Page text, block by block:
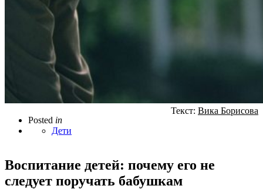
Posted in
Дети
Текст: Вика Борисова
Воспитание детей: почему его не
следует поручать бабушкам